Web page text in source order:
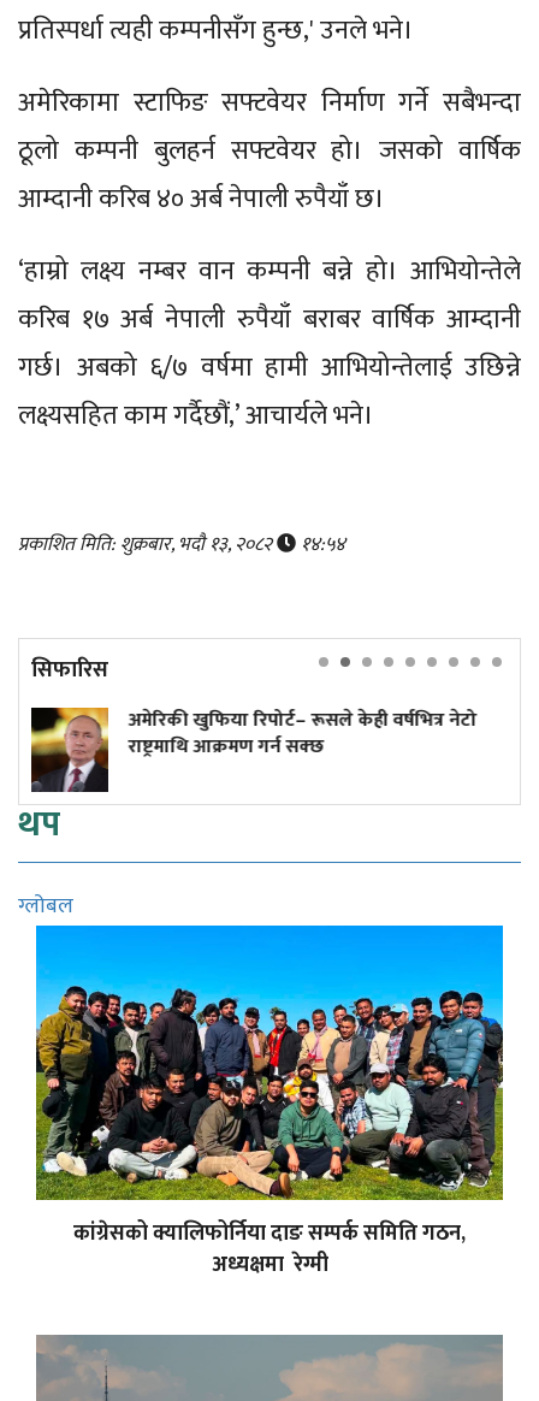
प्रतिस्पर्धा त्यही कम्पनीसँग हुन्छ,' उनले भने।
अमेरिकामा स्टाफिङ सफ्टवेयर निर्माण गर्ने सबैभन्दा
ठूलो कम्पनी बुलहर्न सफ्टवेयर हो। जसको वार्षिक
आम्दानी करिब ४० अर्ब नेपाली रुपैयाँ छ।
‘हाम्रो लक्ष्य नम्बर वान कम्पनी बन्ने हो। आभियोन्तेले
करिब १७ अर्ब नेपाली रुपैयाँ बराबर वार्षिक आम्दानी
गर्छ। अबको ६/७ वर्षमा हामी आभियोन्तेलाई उछिन्ने
लक्ष्यसहित काम गर्दैछौं,’ आचार्यले भने।
प्रकाशित मिति: शुक्रबार, भदौ १३, २०८२ १४:५४
सिफारिस
रिपोर्ट– रूसले केही वर्षभित्र नेटो
गर्न सक्छ
अनलाइन
थप
ग्लोबल
कांग्रेसको क्यालिफोर्निया दाङ सम्पर्क समिति गठन,
अध्यक्षमा रेग्मी